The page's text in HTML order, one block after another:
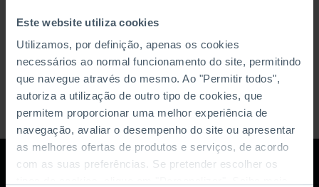
Este website utiliza cookies
Utilizamos, por definição, apenas os cookies
necessários ao normal funcionamento do site, permitindo
que navegue através do mesmo. Ao "Permitir todos",
autoriza a utilização de outro tipo de cookies, que
permitem proporcionar uma melhor experiência de
navegação, avaliar o desempenho do site ou apresentar
as melhores ofertas de produtos e serviços, de acordo
com as suas preferências. Se pretender escolher os